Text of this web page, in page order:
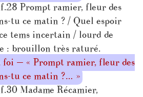
Prompt ramier, fleur des
tu ce matin ? / Quel espoir
tems incertain / lourd de
: brouillon très raturé.
foi — « Prompt ramier, fleur des
tu ce matin ?… »
Madame Récamier,